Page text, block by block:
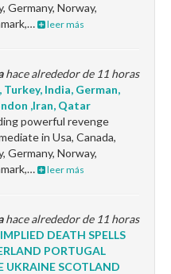
Germany, Norway,
leer más
hace alrededor de 11 horas
India, German,
,Iran, Qatar
powerful revenge
in Usa, Canada,
Germany, Norway,
leer más
hace alrededor de 11 horas
DEATH SPELLS
PORTUGAL
UKRAINE SCOTLAND